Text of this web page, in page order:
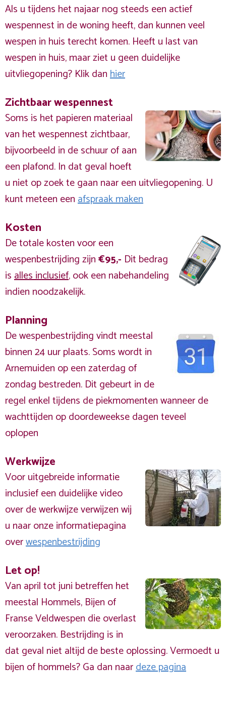
Als u tijdens het najaar nog steeds een actief
wespennest in de woning heeft, dan kunnen veel
wespen in huis terecht komen. Heeft u last van
wespen in huis, maar ziet u geen duidelijke
uitvliegopening? Klik danhier
Zichtbaar wespennest
Soms is het papieren materiaal
van het wespennest zichtbaar,
bijvoorbeeld in de schuur of aan
een plafond. In dat geval hoeft
u niet op zoek te gaan naar een uitvliegopening. U
kunt meteen eenafspraak maken
Kosten
De totale kosten voor een
wespenbestrijding zijn€95,- Dit bedrag
isalles inclusief, ook een nabehandeling
indien noodzakelijk.
Planning
De wespenbestrijding vindt meestal
binnen 24 uur plaats. Soms wordt in
Arnemuiden op een zaterdag of
zondag bestreden. Dit gebeurt in de
regel enkel tijdens de piekmomenten wanneer de
wachttijden op doordeweekse dagen teveel
oplopen
Werkwijze
Voor uitgebreide informatie
inclusief een duidelijke video
over de werkwijze verwijzen wij
u naar onze informatiepagina
overwespenbestrijding
Let op!
Van april tot juni betreffen het
meestal Hommels, Bijen of
Franse Veldwespen die overlast
veroorzaken. Bestrijding is in
dat geval niet altijd de beste oplossing. Vermoedt u
bijen of hommels? Ga dan naardeze pagina